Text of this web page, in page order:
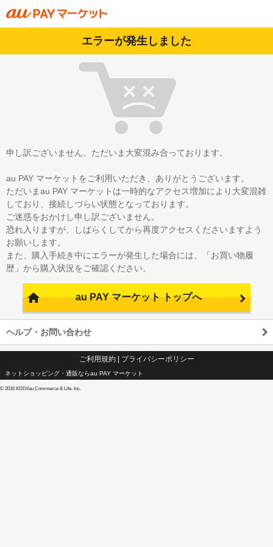
エラーが発生しました
申し訳ございません。ただいま大変混み合っております。
au PAY マーケットをご利用いただき、ありがとうございます。
ただいまau PAY マーケットは一時的なアクセス増加により大変混雑
しており、接続しづらい状態となっております。
ご迷惑をおかけし申し訳ございません。
恐れ入りますが、しばらくしてから再度アクセスくださいますよう
お願いします。
また、購入手続き中にエラーが発生した場合には、「お買い物履
歴」から購入状況をご確認ください。
au PAY マーケット トップへ
ヘルプ・お問い合わせ
ご利用規約| プライバシーポリシー
ネットショッピング・通販ならau PAY マーケット
© 2016 KDDI/au Commerce & Life, Inc.